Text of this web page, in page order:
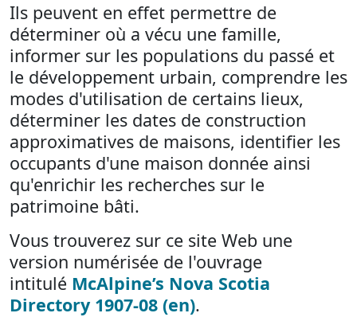
Ils peuvent en effet permettre de
déterminer où a vécu une famille,
informer sur les populations du passé et
le développement urbain, comprendre les
modes d'utilisation de certains lieux,
déterminer les dates de construction
approximatives de maisons, identifier les
occupants d'une maison donnée ainsi
qu'enrichir les recherches sur le
patrimoine bâti.
Vous trouverez sur ce site Web une
version numérisée de l'ouvrage
intitulé McAlpine’s Nova Scotia
Directory 1907-08 (en).